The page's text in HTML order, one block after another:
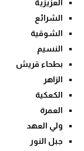
العزيزية
الشرائع
الشوقية
النسيم
بطحاء قريش
الزاهر
الكعكية
العمرة
ولي العهد
جبل النور